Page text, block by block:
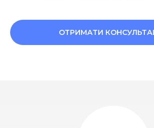
ОТРИМАТИ